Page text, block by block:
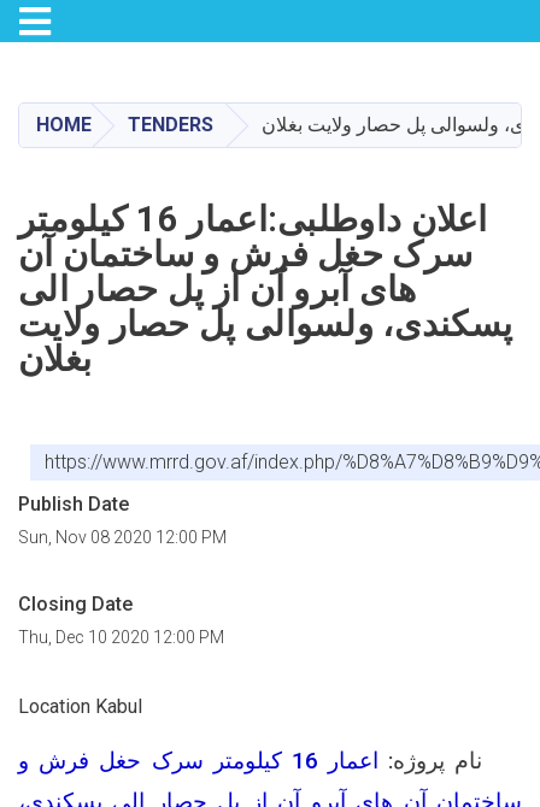
main
content
Toggle navigation
HOME TENDERS
اعلان داوطلبی:اعمار 16 کیلومتر
سرک حغل فرش و ساختمان آن
های آبرو آن از پل حصار الی
پسکندی، ولسوالی پل حصار ولایت
بغلان
https://www.mrrd.gov.af/index.php/
Publish Date
Sun, Nov 08 2020 12:00 PM
Closing Date
Thu, Dec 10 2020 12:00 PM
Location Kabul
نام پروژه:
اعمار 16 کیلومتر سرک حغل فرش و
ساختمان آن های آبرو آن از پل حصار الی پسکندی،